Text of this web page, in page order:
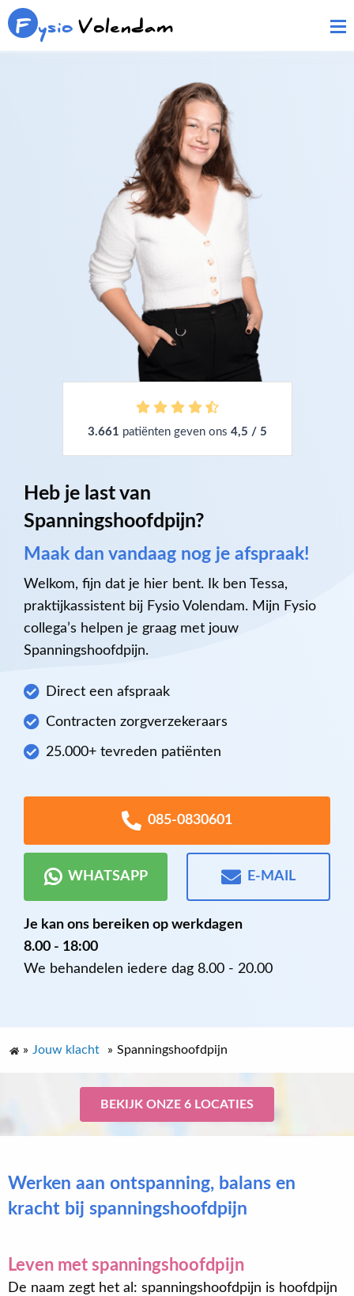
F ysioVolendam
3.661 patiënten geven ons 4,5 / 5
Heb je last van
Spanningshoofdpijn?
Maak dan vandaag nog je afspraak!
Welkom, fijn dat je hier bent. Ik ben Tessa,
praktijkassistent bij Fysio Volendam. Mijn Fysio
collega’s helpen je graag met jouw
Spanningshoofdpijn.
Direct een afspraak
Contracten zorgverzekeraars
25.000+ tevreden patiënten
085-0830601
WHATSAPP E-MAIL
Je kan ons bereiken op werkdagen
8.00 - 18:00
We behandelen iedere dag 8.00 - 20.00
» Jouw klacht » Spanningshoofdpijn
BEKIJK ONZE 6 LOCATIES
Werken aan ontspanning, balans en
kracht bij spanningshoofdpijn
Leven met spanningshoofdpijn
De naam zegt het al: spanningshoofdpijn is hoofdpijn